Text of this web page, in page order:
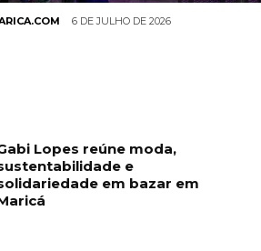
6 DE JULHO DE 2026
Lopes reúne moda,
e
em bazar em